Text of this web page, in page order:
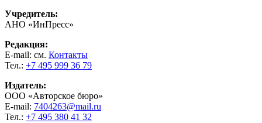
Учредитель:
АНО «ИнПресс»
Редакция:
E-mail: см. Контакты
Тел.: +7 495 999 36 79
Издатель:
ООО «Авторское бюро»
E-mail: 7404263@mail.ru
Тел.: +7 495 380 41 32